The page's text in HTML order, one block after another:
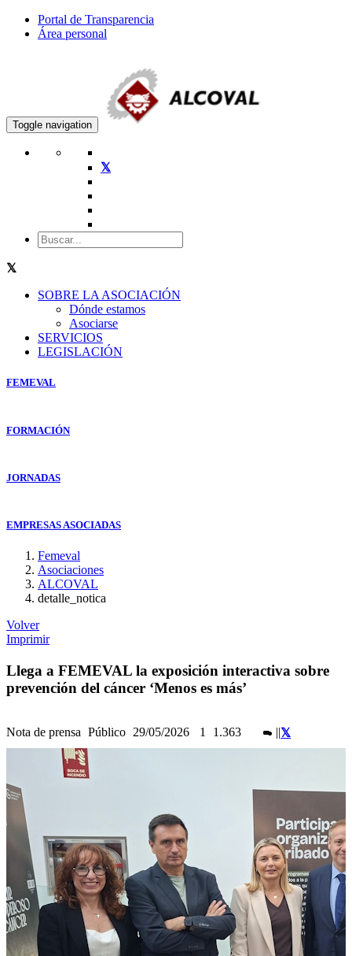
Portal de Transparencia
Área personal
Toggle navigation
SOBRE LA ASOCIACIÓN
Dónde estamos
Asociarse
SERVICIOS
LEGISLACIÓN
FEMEVAL
FORMACIÓN
JORNADAS
EMPRESAS ASOCIADAS
Femeval
Asociaciones
ALCOVAL
detalle_notica
Volver
Imprimir
Llega a FEMEVAL la exposición interactiva sobre
prevención del cáncer ‘Menos es más’
Nota de prensa Público 29/05/2026 1 1.363